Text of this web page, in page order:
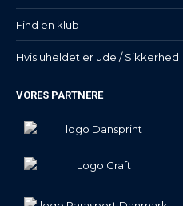
Find en klub
Hvis uheldet er ude / Sikkerhed
VORES PARTNERE